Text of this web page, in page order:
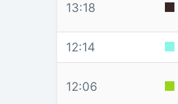
13:18
12:14
12:06